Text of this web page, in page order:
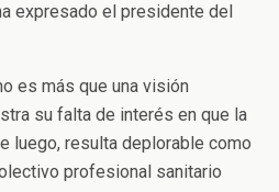
expresado el presidente del
es más que una visión
su falta de interés en que la
luego, resulta deplorable como
profesional sanitario